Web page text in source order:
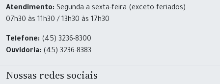
Atendimento: Segunda a sexta-feira (exceto feriados)
07h30 às 11h30 / 13h30 às 17h30
Telefone: (45) 3236-8300
Ouvidoria: (45) 3236-8383
Nossas redes sociais